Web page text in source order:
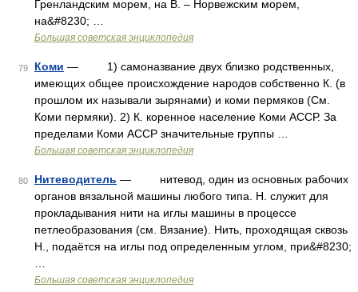
Гренландским морем, на В. ‒ Норвежским морем,
на&#8230; …
Большая советская энциклопедия
79 Коми — 1) самоназвание двух близко родственных,
имеющих общее происхождение народов собственно К. (в
прошлом их называли зырянами) и коми пермяков (См.
Коми пермяки). 2) К. коренное население Коми АССР. За
пределами Коми АССР значительные группы …
Большая советская энциклопедия
80 Нитеводитель — нитевод, один из основных рабочих
органов вязальной машины любого типа. Н. служит для
прокладывания нити на иглы машины в процессе
петлеобразования (см. Вязание). Нить, проходящая сквозь
Н., подаётся на иглы под определенным углом, при&#8230;
Большая советская энциклопедия